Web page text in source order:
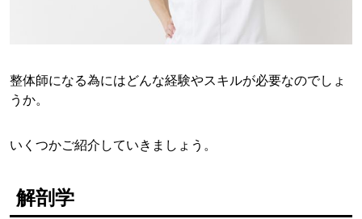
整体師になる為にはどんな経験やスキルが必要なのでしょ
うか。
いくつかご紹介していきましょう。
解剖学